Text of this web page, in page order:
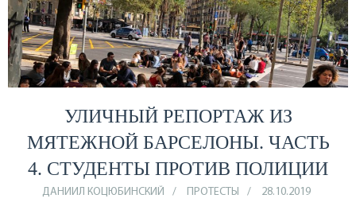
УЛИЧНЫЙ РЕПОРТАЖ ИЗ
МЯТЕЖНОЙ БАРСЕЛОНЫ. ЧАСТЬ
4. СТУДЕНТЫ ПРОТИВ ПОЛИЦИИ
ДАНИИЛ КОЦЮБИНСКИЙ ПРОТЕСТЫ 28.10.2019